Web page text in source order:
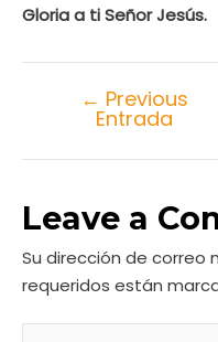
Gloria a ti Señor Jesús.
← Previous
Entrada
Leave a
Su dirección de correo
requeridos están